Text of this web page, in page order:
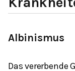
Albinismus
Das vererbende